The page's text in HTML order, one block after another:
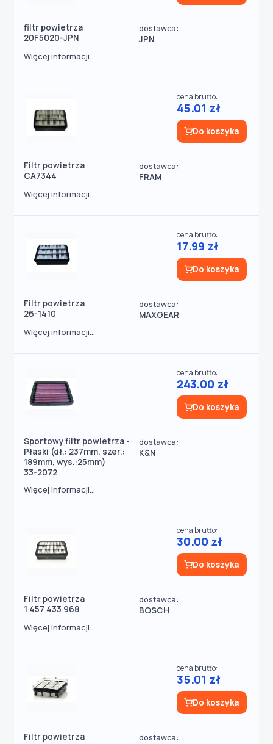
filtr powietrza
20F5020-JPN
dostawca:
JPN
Więcej informacji...
Filtr powietrza
CA7344
dostawca:
FRAM
cena brutto:
45.01 zł
Do koszyka
Więcej informacji...
Filtr powietrza
26-1410
dostawca:
MAXGEAR
cena brutto:
17.99 zł
Do koszyka
Więcej informacji...
Sportowy filtr powietrza -
Płaski (dł.: 237mm, szer.:
189mm, wys.:25mm)
33-2072
dostawca:
K&N
cena brutto:
243.00 zł
Do koszyka
Więcej informacji...
Filtr powietrza
1 457 433 968
dostawca:
BOSCH
cena brutto:
30.00 zł
Do koszyka
Więcej informacji...
Filtr powietrza
dostawca:
cena brutto:
35.01 zł
Do koszyka